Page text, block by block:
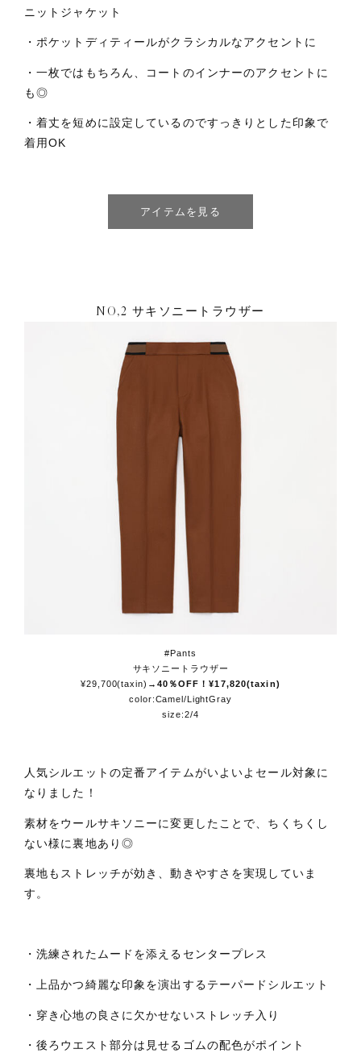
ニットジャケット
・ポケットディティールがクラシカルなアクセントに
・一枚ではもちろん、コートのインナーのアクセントに
も◎
・着丈を短めに設定しているのですっきりとした印象で
着用OK
アイテムを見る
NO,2 サキソニートラウザー
#Pants
サキソニートラウザー
¥29,700(taxin) →40％OFF！¥17,820(taxin)
color:Camel/LightGray
size:2/4
人気シルエットの定番アイテムがいよいよセール対象に
なりました！
素材をウールサキソニーに変更したことで、ちくちくし
ない様に裏地あり◎
裏地もストレッチが効き、動きやすさを実現していま
す。
・洗練されたムードを添えるセンタープレス
・上品かつ綺麗な印象を演出するテーパードシルエット
・穿き心地の良さに欠かせないストレッチ入り
・後ろウエスト部分は見せるゴムの配色がポイント